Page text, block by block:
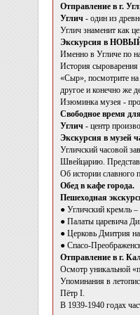
Отправление в г.
Углич - один из
Углич знаменит как
Экскурсия в НОВЫЙ
Именно в Угличе по
История сыроварения
«Сыр», посмотрите
другое и конечно же
Изюминка музея -
Свободное время
Углич - центр
Экскурсия в музей
Угличский часовой
Швейцарию.
Об истории славного
Обед в кафе города.
Пешеходная
● Угличский кремль –
● Палаты царевича
● Церковь Дмитрия
● Спасо-
Отправление в г.
Осмотр уникальной
Упоминания в
Пётр I.
В 1939-1940 годах